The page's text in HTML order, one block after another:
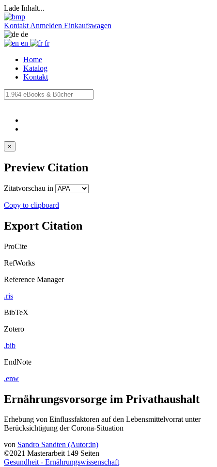
Lade Inhalt...
Kontakt Anmelden Einkaufswagen
de
en
fr
Home
Katalog
Kontakt
×
Preview Citation
Zitatvorschau in
Copy to clipboard
Export Citation
ProCite
RefWorks
Reference Manager
.ris
BibTeX
Zotero
.bib
EndNote
.enw
Ernährungsvorsorge im Privathaushalt
Erhebung von Einflussfaktoren auf den Lebensmittelvorrat unter
Berücksichtigung der Corona-Situation
von Sandro Sandten (Autor:in)
©2021 Masterarbeit 149 Seiten
Gesundheit - Ernährungswissenschaft